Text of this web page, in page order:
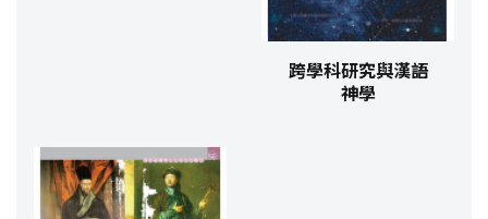
跨學科研究與漢語
神學